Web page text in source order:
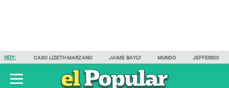
HOY: CASO LIZETH MARZANO JAIME BAYLY MUNDO JEFFERSON